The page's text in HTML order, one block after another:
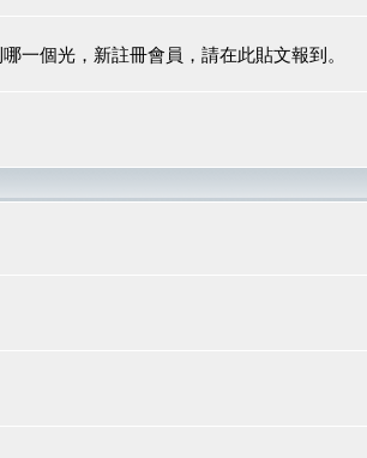
一個光，新註冊會員，請在此貼文報到。